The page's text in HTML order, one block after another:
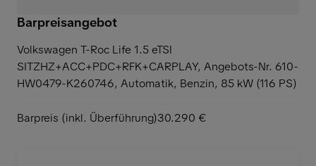
Barpreisangebot
Volkswagen T-Roc Life 1.5 eTSI
SITZHZ+ACC+PDC+RFK+CARPLAY, Angebots-Nr. 610-
HW0479-K260746, Automatik, Benzin, 85 kW (116 PS)
Barpreis (inkl. Überführung)30.290 €